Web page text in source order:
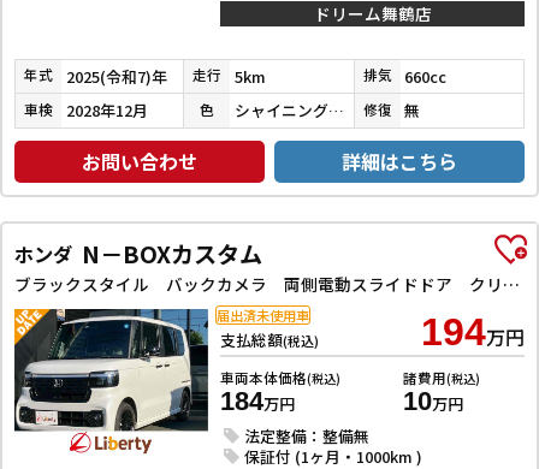
ドリーム舞鶴店
年式 2025(令和7)年 走行 5km 排気 660cc
車検 2028年12月 色 シャイニングホワイトパール 修復 無
お問い合わせ 詳細はこちら
ホンダ N－BOXカスタム
ブラックスタイル バックカメラ 両側電動スライドドア クリアランスソナー オートクルーズコントロール レーンアシスト 衝突被害軽減システム オートライト LEDヘッドランプ スマートキー アイドリングストップ
支払総額(税込) 194万円
車両本体価格(税込)
184万円
諸費用(税込)
10万円
法定整備：整備無
保証付 (1ヶ月・1000km )
届出済未使用車